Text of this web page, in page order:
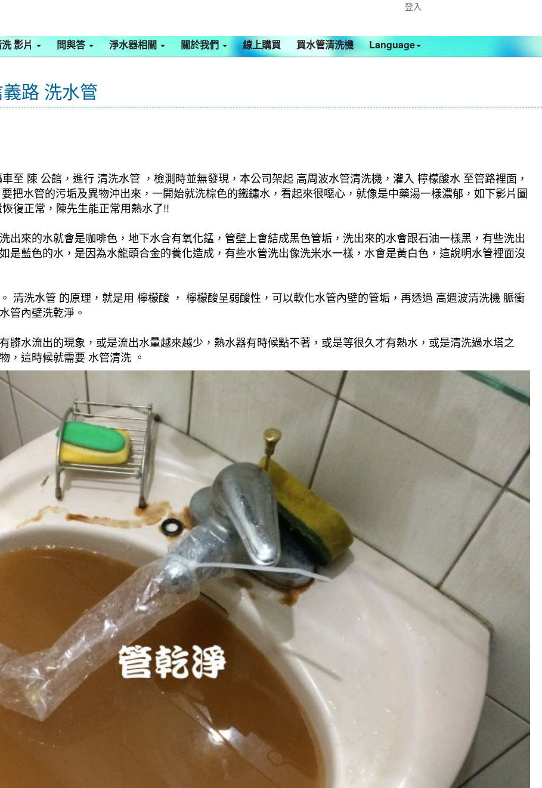
登入
影片 問與答 淨水器相關 關於我們 線上購買 買水管清洗機 Language
路 洗水管
至 陳 公館，進行 清洗水管 ，檢測時並無發現，本公司架起 高周波水管清洗機，灌入 檸檬酸水 至管路裡面，
把水管的污垢及異物沖出來，一開始就洗棕色的鐵鏽水，看起來很噁心，就像是中藥湯一樣濃郁，如下影片圖
復正常，陳先生能正常用熱水了!!
出來的水就會是咖啡色，地下水含有氧化錳，管壁上會結成黑色管垢，洗出來的水會跟石油一樣黑，有些洗出
是藍色的水，是因為水龍頭合金的養化造成，有些水管洗出像洗米水一樣，水會是黃白色，這說明水管裡面沒
清洗水管 的原理，就是用 檸檬酸 ， 檸檬酸呈弱酸性，可以軟化水管內壁的管垢，再透過 高週波清洗機 脈衝
管內壁洗乾淨。
髒水流出的現象，或是流出水量越來越少，熱水器有時候點不著，或是等很久才有熱水，或是清洗過水塔之
，這時候就需要 水管清洗 。